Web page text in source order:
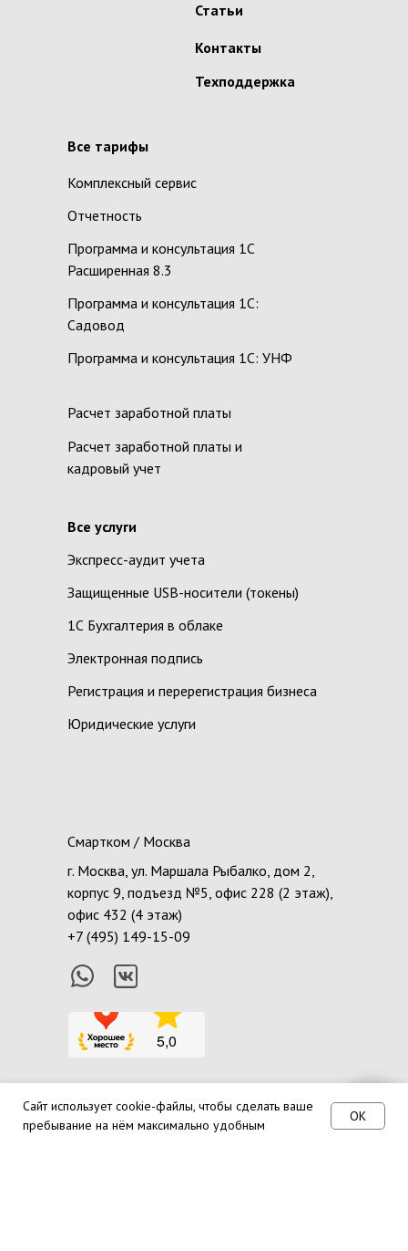
Все услуги
Экспресс-аудит учета
Защищенные USB-носители (токены)
1С Бухгалтерия в облаке
Электронная подпись
Регистрация и перерегистрация бизнеса
Все тарифы
Комплексный сервис
Отчетность
Программа и консультация 1С
Расширенная 8.3
Программа и консультация 1С:
Садовод
Программа и консультация 1С: УНФ
Расчет заработной платы
Расчет заработной платы и
кадровый учет
Статьи
Контакты
Техподдержка
Смартком / Москва
г. Москва, ул. Маршала Рыбалко, дом 2,
корпус 9, подъезд №5, офис 228 (2 этаж),
офис 432 (4 этаж)
+7 (495) 149-15-09
Юридические услуги
Сайт использует cookie-файлы, чтобы сделать ваше
пребывание на нём максимально удобным
OK
Тут наши контакты :)